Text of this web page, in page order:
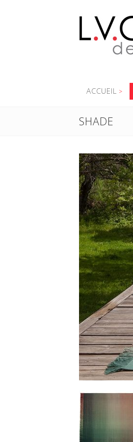
ACCUEIL
SHADE